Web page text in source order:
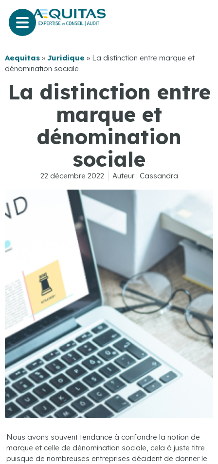
Aequitas » Juridique » La distinction entre marque et
dénomination sociale
La distinction entre
marque et
dénomination
sociale
22 décembre 2022 Auteur : Cassandra
Nous avons souvent tendance à confondre la notion de
marque et celle de dénomination sociale, cela à juste titre
puisque de nombreuses entreprises décident de donner le